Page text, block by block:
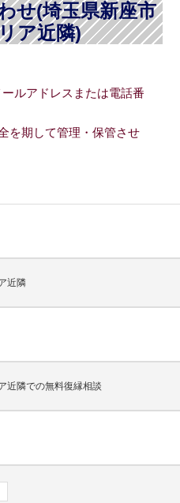
せ(埼玉県新座市
ア近隣)
ルアドレスまたは電話番
を期して管理・保管させ
近隣
近隣での無料復縁相談